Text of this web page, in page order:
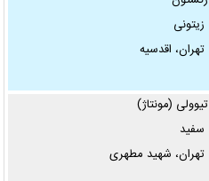
زیتونی
تهران، اقدسیه
تیوولی (مونتاژ)
سفید
تهران، شهید مطهری